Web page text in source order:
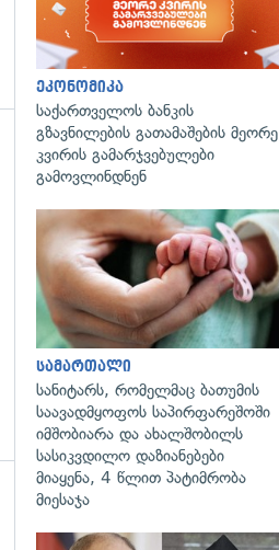
გადახედვა
ეკონომიკა
საქართველოს ბანკის
გზავნილების გათამაშების მეორე
კვირის გამარჯვებულები
გამოვლინდნენ
სამართალი
სანიტარს, რომელმაც ბათუმის
საავადმყოფოს საპირფარეშოში
იმშობიარა და ახალშობილს
სასიკვდილო დაზიანებები
მიაყენა, 4 წლით პატიმრობა
მიესაჯა